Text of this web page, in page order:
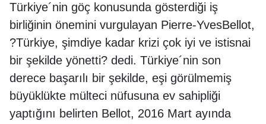
Türkiye´nin göç konusunda gösterdiği iş
birliğinin önemini vurgulayan Pierre-YvesBellot,
?Türkiye, şimdiye kadar krizi çok iyi ve istisnai
bir şekilde yönetti? dedi. Türkiye´nin son
derece başarılı bir şekilde, eşi görülmemiş
büyüklükte mülteci nüfusuna ev sahipliği
yaptığını belirten Bellot, 2016 Mart ayında